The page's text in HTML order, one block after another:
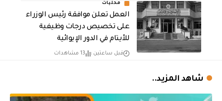
محليات
العمل تعلن موافقة رئيس الوزراء
على تخصيص درجات وظيفية
للأيتام في الدور الإيوائية
قبل ساعتين 13 مشاهدات
شاهد المزيد..